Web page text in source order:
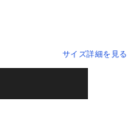
サイズ詳細を見る